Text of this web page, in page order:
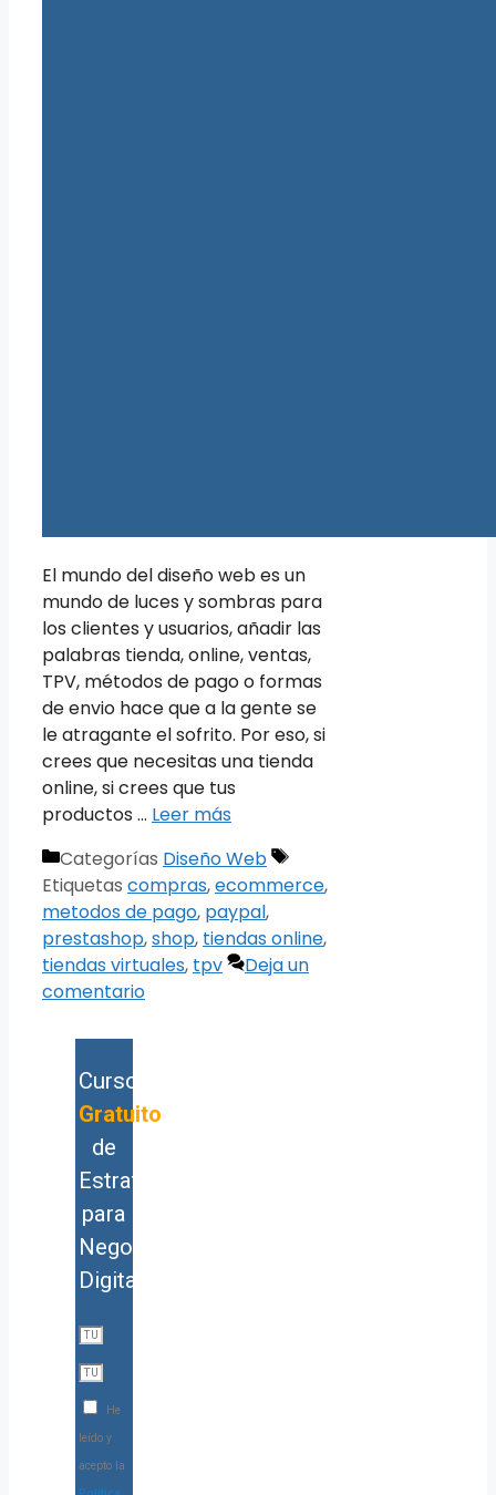
El mundo del diseño web es un
mundo de luces y sombras para
los clientes y usuarios, añadir las
palabras tienda, online, ventas,
TPV, métodos de pago o formas
de envio hace que a la gente se
le atragante el sofrito. Por eso, si
crees que necesitas una tienda
online, si crees que tus
productos … Leer más
Categorías Diseño Web
Etiquetas compras,ecommerce,
metodos de pago, paypal,
prestashop,shop, tiendas online,
tiendas virtuales, tpv
Deja un
comentario
Curso
Gratuito
de
Estrategia
para
Negocios
Digitales
He
leído y
acepto la